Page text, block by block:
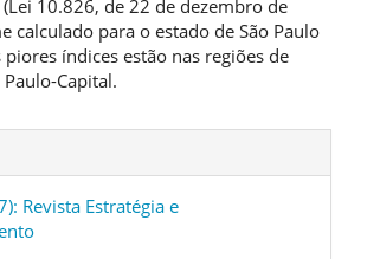
10.826, de 22 de dezembro de
calculado para o estado de São Paulo
índices estão nas regiões de
Capital.
Revista Estratégia e